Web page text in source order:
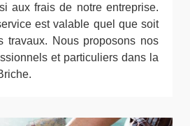
aux frais de notre entreprise.
est valable quel que soit
travaux. Nous proposons nos
et particuliers dans la